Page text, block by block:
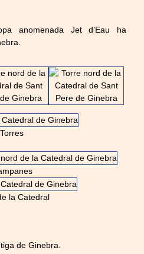
anomenada Jet d’Eau ha
Torres
la Catedral
de Ginebra.